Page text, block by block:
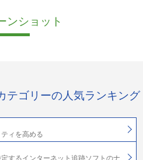
ンショット
テゴリーの人気ランキング
ィを高める